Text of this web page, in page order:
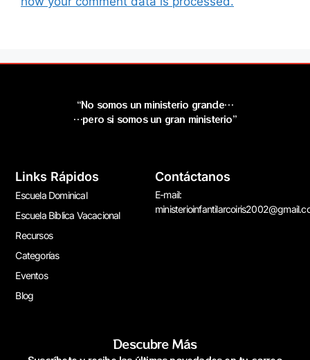
“No somos un ministerio grande…
…pero si somos un gran ministerio”
Links Rápidos
Escuela Dominical
Escuela Bíblica Vacacional
Recursos
Categorías
Eventos
Blog
Contáctanos
E-mail:
Descubre Más